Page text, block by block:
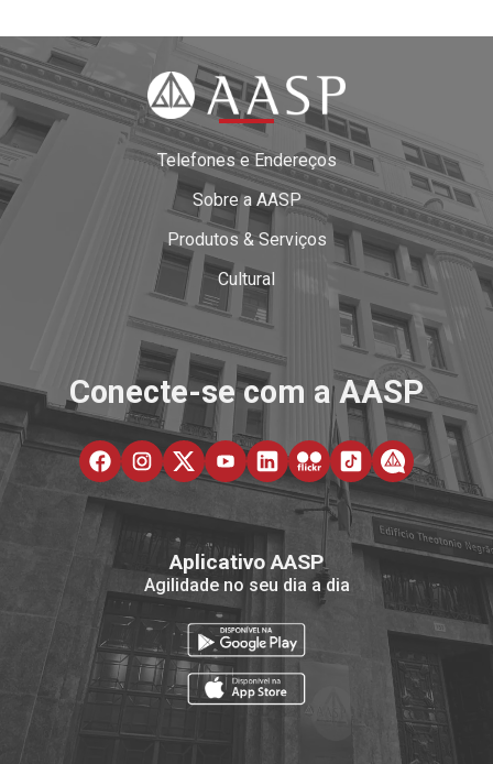
Telefones e Endereços
Sobre a AASP
Produtos & Serviços
Cultural
Conecte-se com a AASP
Aplicativo AASP
Agilidade no seu dia a dia